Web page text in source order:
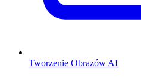
Tworzenie Obrazów AI